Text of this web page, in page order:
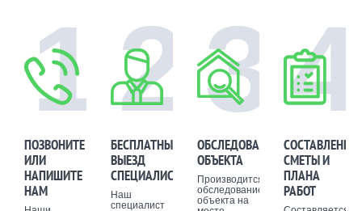
1
ПОЗВОНИТЕ
ИЛИ
НАПИШИТЕ
НАМ
2
БЕСПЛАТНЫЙ
ВЫЕЗД
СПЕЦИАЛИСТА
Наш
специалист
3
ОБСЛЕДОВАНИЕ
ОБЪЕКТА
Производится
обследование
объекта на
4
СОСТАВЛЕНИЕ
СМЕТЫ И
ПЛАНА
РАБОТ